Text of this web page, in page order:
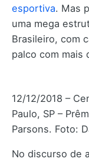
esportiva. Mas
uma mega
Brasileiro, com
palco com mais
12/12/2018 –
Paulo, SP –
Parsons. Foto:
No discurso de